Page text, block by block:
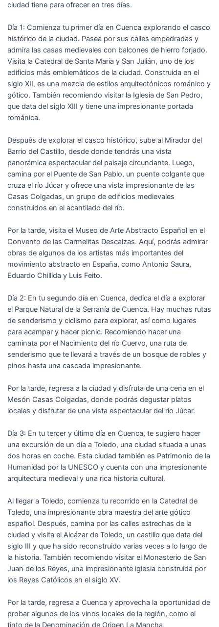
ciudad tiene para ofrecer en tres días.
Día 1: Comienza tu primer día en Cuenca explorando el casco
histórico de la ciudad. Pasea por sus calles empedradas y
admira las casas medievales con balcones de hierro forjado.
Visita la Catedral de Santa María y San Julián, uno de los
edificios más emblemáticos de la ciudad. Construida en el
siglo XII, es una mezcla de estilos arquitectónicos románico y
gótico. También recomiendo visitar la Iglesia de San Pedro,
que data del siglo XIII y tiene una impresionante portada
románica.
Después de explorar el casco histórico, sube al Mirador del
Barrio del Castillo, desde donde tendrás una vista
panorámica espectacular del paisaje circundante. Luego,
camina por el Puente de San Pablo, un puente colgante que
cruza el río Júcar y ofrece una vista impresionante de las
Casas Colgadas, un grupo de edificios medievales
construidos en el acantilado del río.
Por la tarde, visita el Museo de Arte Abstracto Español en el
Convento de las Carmelitas Descalzas. Aquí, podrás admirar
obras de algunos de los artistas más importantes del
movimiento abstracto en España, como Antonio Saura,
Eduardo Chillida y Luis Feito.
Día 2: En tu segundo día en Cuenca, dedica el día a explorar
el Parque Natural de la Serranía de Cuenca. Hay muchas rutas
de senderismo y ciclismo para explorar, así como lugares
para acampar y hacer picnic. Recomiendo hacer una
caminata por el Nacimiento del río Cuervo, una ruta de
senderismo que te llevará a través de un bosque de robles y
pinos hasta una cascada impresionante.
Por la tarde, regresa a la ciudad y disfruta de una cena en el
Mesón Casas Colgadas, donde podrás degustar platos
locales y disfrutar de una vista espectacular del río Júcar.
Día 3: En tu tercer y último día en Cuenca, te sugiero hacer
una excursión de un día a Toledo, una ciudad situada a unas
dos horas en coche. Esta ciudad también es Patrimonio de la
Humanidad por la UNESCO y cuenta con una impresionante
arquitectura medieval y una rica historia cultural.
Al llegar a Toledo, comienza tu recorrido en la Catedral de
Toledo, una impresionante obra maestra del arte gótico
español. Después, camina por las calles estrechas de la
ciudad y visita el Alcázar de Toledo, un castillo que data del
siglo III y que ha sido reconstruido varias veces a lo largo de
la historia. También recomiendo visitar el Monasterio de San
Juan de los Reyes, una impresionante iglesia construida por
los Reyes Católicos en el siglo XV.
Por la tarde, regresa a Cuenca y aprovecha la oportunidad de
probar algunos de los vinos locales de la región, como el
tinto de la Denominación de Origen La Mancha.